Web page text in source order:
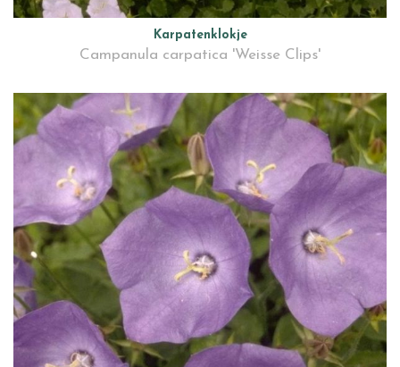
Karpatenklokje
Campanula carpatica 'Weisse Clips'